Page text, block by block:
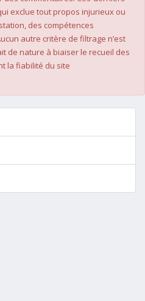
exclue tout propos injurieux ou
des compétences
autre critère de filtrage n’est
de nature à biaiser le recueil des
la fiabilité du site